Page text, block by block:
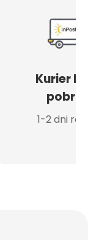
Kurier
1-2 dni